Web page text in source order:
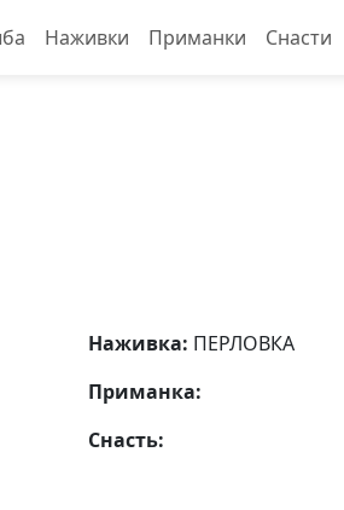
Наживки Приманки Снасти
Наживка: ПЕРЛОВКА
Приманка:
Снасть: